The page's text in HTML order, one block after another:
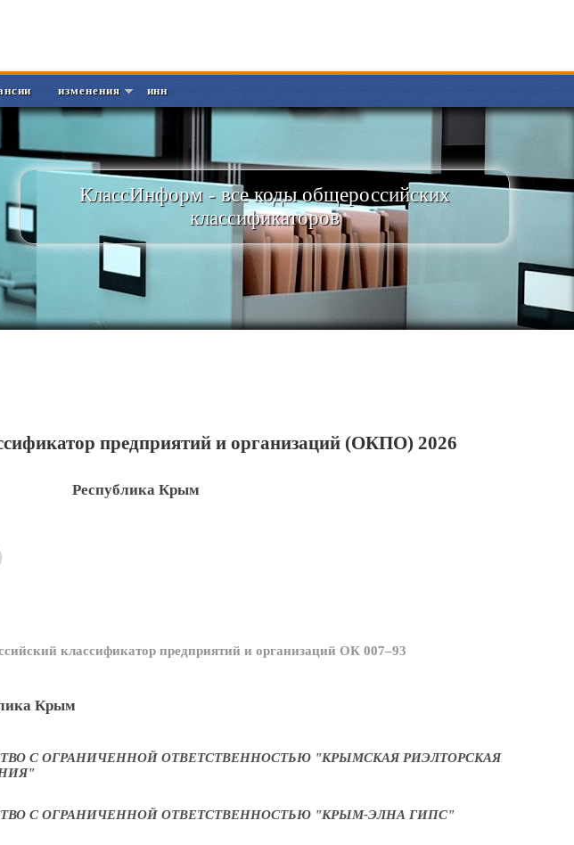
изменения инн
КлассИнформ - все коды общероссийских
классификаторов
предприятий и организаций (ОКПО) 2026
Республика Крым
классификатор предприятий и организаций ОК 007–93
Крым
С ОГРАНИЧЕННОЙ ОТВЕТСТВЕННОСТЬЮ "КРЫМСКАЯ РИЭЛТОРСКАЯ
С ОГРАНИЧЕННОЙ ОТВЕТСТВЕННОСТЬЮ "КРЫМ-ЭЛНА ГИПС"